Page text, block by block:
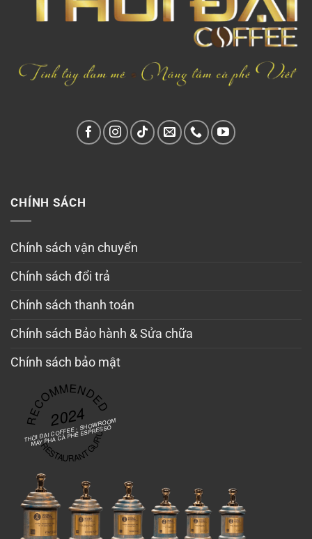
CHÍNH SÁCH
Chính sách vận chuyển
Chính sách đổi trả
Chính sách thanh toán
Chính sách Bảo hành & Sửa chữa
Chính sách bảo mật
RECOMMENDED
2024
THỜI ĐẠI COFFEE - SHOWROOM
MÁY PHA CÀ PHÊ ESPRESSO
RESTAURANT GURU